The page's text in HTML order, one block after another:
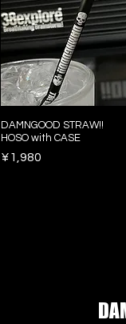
DAMNGOOD STRAW!!
HOSO with CASE
Price
¥1,980